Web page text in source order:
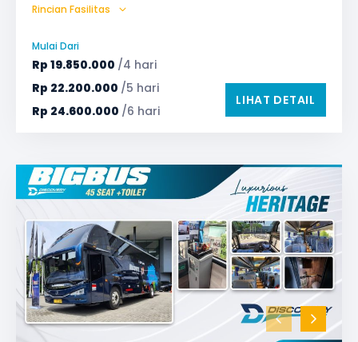
AC (Air Conditioner)
Microphone untuk karaoke
Safety Tools (P3K, Windows Breaker, dll)
TV LED & Android System
Water Dispenser
Rincian Fasilitas
Mulai Dari
Rp 19.850.000 /4 hari
Rp 22.200.000 /5 hari
Rp 24.600.000 /6 hari
LIHAT DETAIL